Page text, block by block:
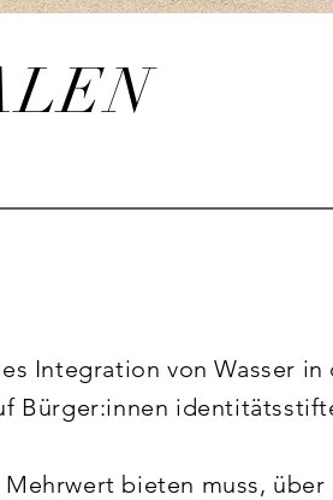
Integration von Wasser
Bürger:innen
bieten muss,